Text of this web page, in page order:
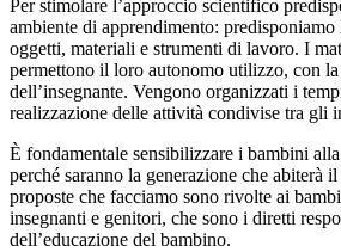
Per stimolare l’approccio scientifico
ambiente di apprendimento: predisponiamo
oggetti, materiali e strumenti di lavoro. I
permettono il loro autonomo utilizzo, con
dell’insegnante. Vengono organizzati i
realizzazione delle attività condivise tra gli
È fondamentale sensibilizzare i bambini
perché saranno la generazione che abiterà
proposte che facciamo sono rivolte ai
insegnanti e genitori, che sono i diretti
dell’educazione del bambino.